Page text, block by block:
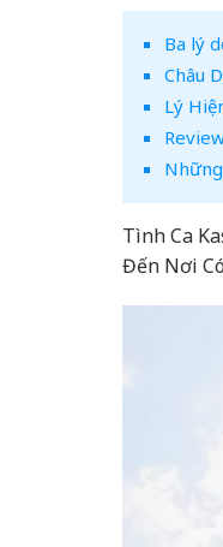
Ba lý
Châu
Lý
Tình Ca
Đến Nơi